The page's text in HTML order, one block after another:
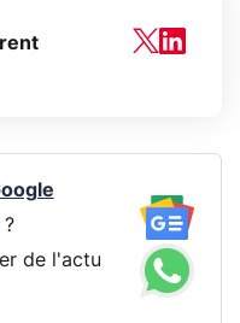
de l'actu